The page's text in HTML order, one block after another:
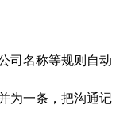
司名称等规则自动
为一条，把沟通记